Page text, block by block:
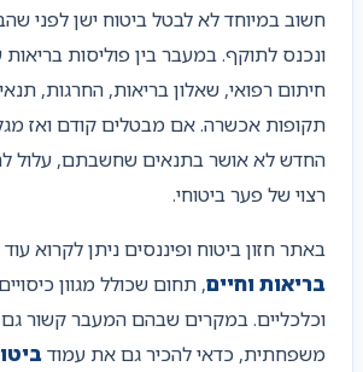
חשוב במיוחד לא לבטל ביטוח ישן לפני
ונכנס לתוקף. במעבר בין פוליסות בריאות
חיתום רפואי, שאלון בריאות, החרגות,
תקופות אכשרה. אם מבטלים קודם ואז
החדש לא אושר בתנאים שחשבתם, עלול
רצוי של פער ביטוחי.
באתר חזון ביטוח ופיננסים ניתן לקרוא
בריאות וחיים, תחום שכולל מגוון
וכלכליים. במקרים שבהם המעבר קשור גם
משפחתית, כדאי להכיר גם את עמוד